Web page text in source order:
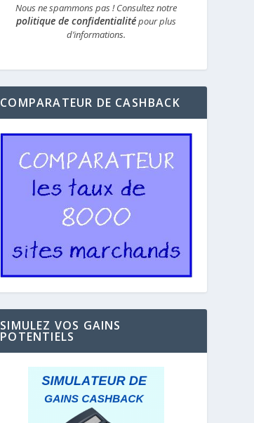
Nous ne spammons pas ! Consultez notre
politique de confidentialitépour plus
d’informations.
COMPARATEUR DE CASHBACK
SIMULEZ VOS GAINS
POTENTIELS